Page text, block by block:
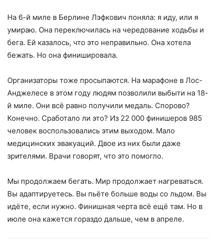
На 6-й миле в Берлине Лэфкович поняла: я иду, или я
умираю. Она переключилась на чередование ходьбы и
бега. Ей казалось, что это неправильно. Она хотела
бежать. Но она финишировала.
Организаторы тоже просыпаются. На марафоне в Лос-
Анджелесе в этом году людям позволили выбыти на 18-
й миле. Они всё равно получили медаль. Спорово?
Конечно. Сработало ли это? Из 22 000 финишеров 985
человек воспользовались этим выходом. Мало
медицинских эвакуаций. Двое из них были даже
зрителями. Врачи говорят, что это помогло.
Мы продолжаем бегать. Мир продолжает нагреваться.
Вы адаптируетесь. Вы пьёте больше воды со льдом. Вы
идёте, если нужно. Финишная черта всё ещё там. Но в
июле она кажется гораздо дальше, чем в апреле.